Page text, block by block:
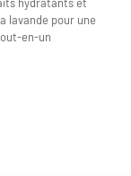
lavande pour une
en-un